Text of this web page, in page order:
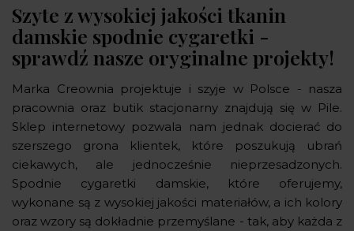
Szyte z wysokiej jakości tkanin
damskie spodnie cygaretki -
sprawdź nasze oryginalne projekty!
Marka Creownia projektuje i szyje w Polsce - nasza
pracownia oraz butik stacjonarny znajdują się w Pile.
Sklep internetowy pozwala nam jednak docierać do
szerszego grona klientek, które poszukują ubrań
ciekawych, ale jednocześnie nieprzesadzonych.
Spodnie cygaretki damskie, które oferujemy,
wykonane są z wysokiej jakości materiałów, a ich kolory
oraz wzory są dokładnie przemyślane - tak, aby każda z